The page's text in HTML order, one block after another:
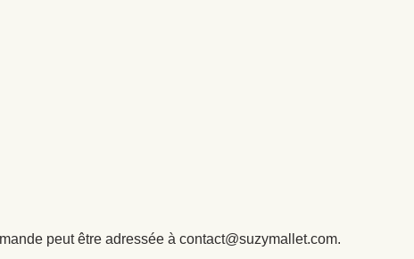
peut être adressée à contact@suzymallet.com.